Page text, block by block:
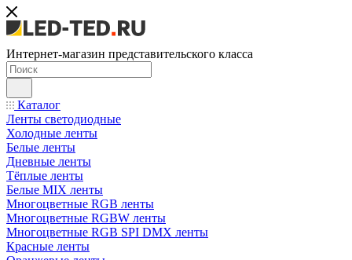
Интернет-магазин представительского класса
Каталог
Ленты светодиодные
Холодные ленты
Белые ленты
Дневные ленты
Тёплые ленты
Белые MIX ленты
Многоцветные RGB ленты
Многоцветные RGBW ленты
Многоцветные RGB SPI DMX ленты
Красные ленты